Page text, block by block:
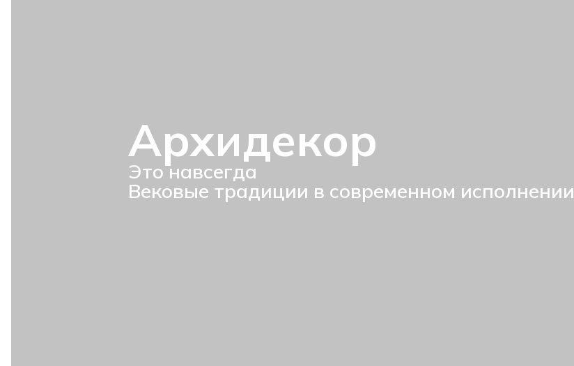
Архидекор
Это навсегда
Вековые традиции в современном исполнении